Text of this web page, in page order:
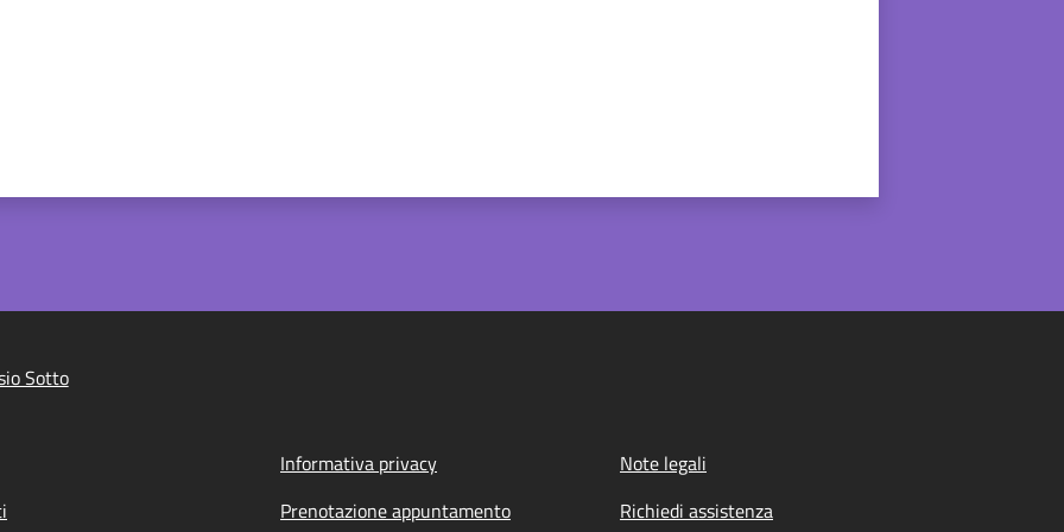
Sotto
Informativa privacy
Note legali
Prenotazione appuntamento Richiedi assistenza